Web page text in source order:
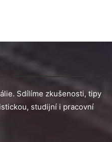
Sdílíme zkušenosti, tipy
studijní i pracovní